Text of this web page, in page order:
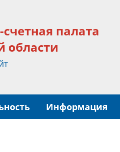
палата
области
Информация